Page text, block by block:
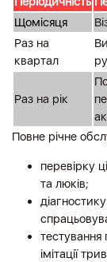
Щомісяця
Раз на
квартал
Раз на рік
Повне річне
перевірку
та люків;
тестування
імітації